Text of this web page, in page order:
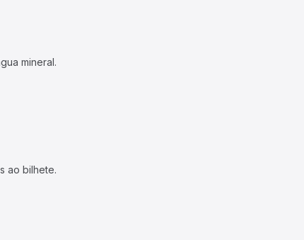
mineral.
ao bilhete.